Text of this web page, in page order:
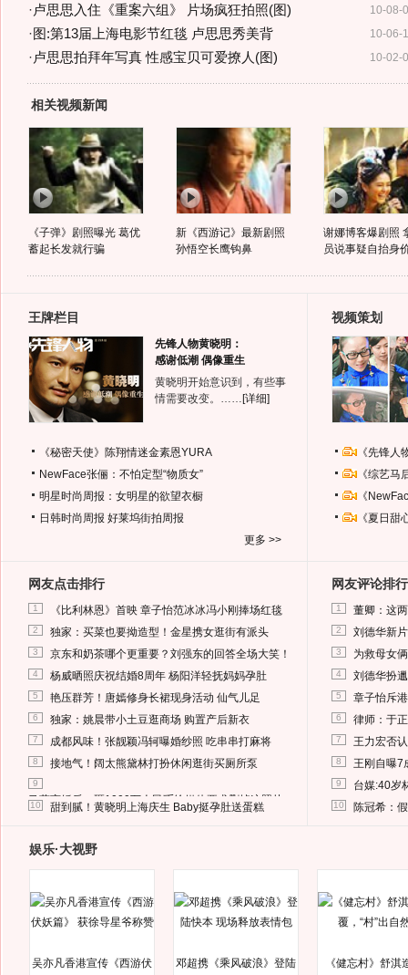
10-08-
·卢思思入住《重案六组》 片场疯狂拍照(图)
10-06-
· 图:第13届上海电影节红毯 卢思思秀美背
10-02-
·卢思思拍拜年写真 性感宝贝可爱撩人(图)
相关视频新闻
《子弹》剧照曝光 葛优
蓄起长发就行骗
新《西游记》最新剧照
孙悟空长鹰钩鼻
谢娜博客爆剧照
员说事疑自抬身
王牌栏目
先锋人物黄晓明：
感谢低潮 偶像重生
黄晓明开始意识到，有些事
情需要改变。…… [详细]
《秘密天使》陈翔情迷金素恩YURA
NewFace张俪：不怕定型“物质女”
明星时尚周报：女明星的欲望衣橱
日韩时尚周报 好莱坞街拍周报
更多 >>
视频策划
《先锋
《综艺
《
《夏日
网友点击排行
1 《比利林恩》首映 章子怡范冰冰冯小刚捧场红毯
2 独家：买菜也要拗造型！金星携女逛街有派头
3 京东和奶茶哪个更重要？刘强东的回答全场大笑！
4 杨威晒照庆祝结婚8周年 杨阳洋轻抚妈妈孕肚
5 艳压群芳！唐嫣修身长裙现身活动 仙气儿足
6 独家：姚晨带小土豆逛商场 购置产后新衣
7 成都风味！张靓颖冯轲曝婚纱照 吃串串打麻将
8 接地气！阔太熊黛林打扮休闲逛街买厕所泵
9
马蓉离婚后，砸1000万人民币给媒体要求删掉这照片
10 甜到腻！黄晓明上海庆生 Baby挺孕肚送蛋糕
网友评论排行
1 董卿：这
2 刘德华新
3 为救母女
4 刘德华扮
5 章子怡斥
6 律师：于
7 王力宏否
8 王刚自曝7
9 台媒:40岁
10 陈冠希：
娱乐·大视野
吴亦凡香港宣传《西游伏
邓超携《乘风破浪》登陆
《健忘村》舒淇